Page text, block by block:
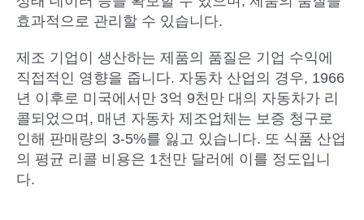
효과적으로 관리할 수 있습니다.
제조 기업이 생산하는 제품의 품질은 기업 수익에
직접적인 영향을 줍니다. 자동차 산업의 경우, 1966
년 이후로 미국에서만 3억 9천만 대의 자동차가 리
콜되었으며, 매년 자동차 제조업체는 보증 청구로
인해 판매량의 3-5%를 잃고 있습니다. 또 식품 산업
의 평균 리콜 비용은 1천만 달러에 이를 정도입니
다.